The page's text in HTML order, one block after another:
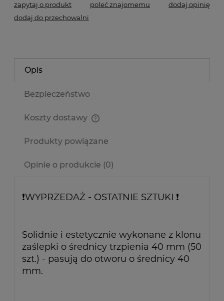
zapytaj o produkt poleć znajomemu
dodaj opinię
dodaj do przechowalni
Opis
Bezpieczeństwo
Koszty dostawy
Produkty powiązane
Opinie o produkcie (0)
❗WYPRZEDAŻ - OSTATNIE SZTUKI ❗
Solidnie i estetycznie wykonane z klonu
zaślepki o średnicy trzpienia 40 mm (50
szt.) - pasują do otworu o średnicy 40
mm.